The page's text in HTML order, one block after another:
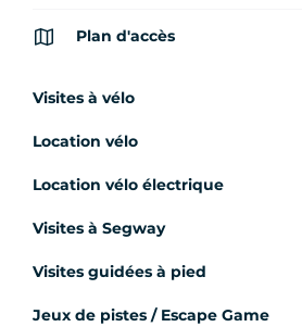
Plan d'accès
Visites à vélo
Location vélo
Location vélo électrique
Visites à Segway
Visites guidées à pied
Jeux de pistes / Escape Game